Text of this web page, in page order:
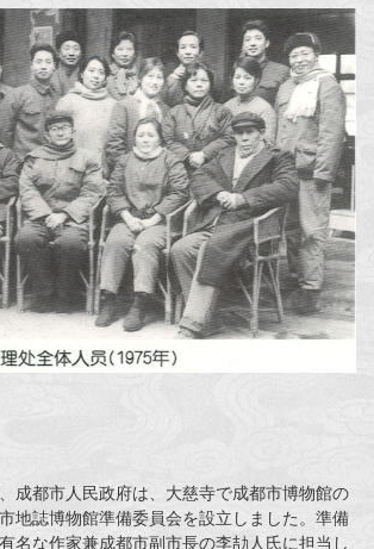
成都市人民政府は、大慈寺で成都市博物館の
地誌博物館準備委員会を設立しました。準備
名な作家兼成都市副市長の李劼人氏に担当し